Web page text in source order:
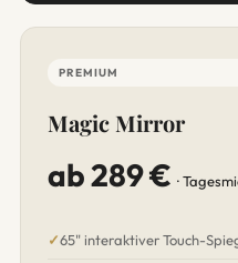
PREMIUM
Magic Mirror
ab 289 € ·
65" interaktiver Touch-